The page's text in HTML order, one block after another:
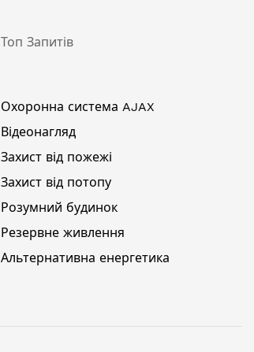
Топ Запитів
Охоронна система AJAX
Відеонагляд
Захист від пожежі
Захист від потопу
Розумний будинок
Резервне живлення
Альтернативна енергетика